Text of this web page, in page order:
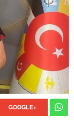
GOOGLE+